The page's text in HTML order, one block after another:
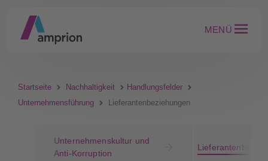
MENÜ
Startseite Nachhaltigkeit
Handlungsfelder
Unternehmensführung
Lieferantenbeziehungen
Unternehmenskultur und
Anti-Korruption